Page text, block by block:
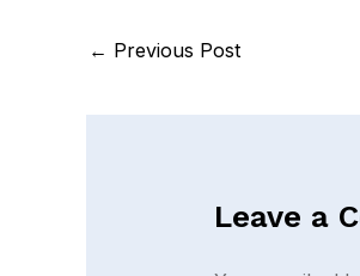
← Previous Post
Leave a